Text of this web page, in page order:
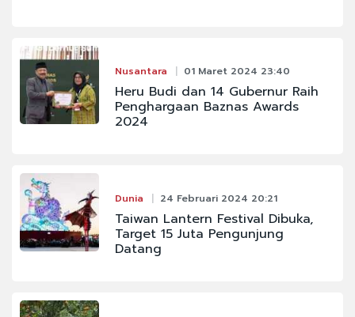
Nusantara 01 Maret 2024 23:40
Heru Budi dan 14 Gubernur Raih
Penghargaan Baznas Awards
2024
Dunia 24 Februari 2024 20:21
Taiwan Lantern Festival Dibuka,
Target 15 Juta Pengunjung
Datang